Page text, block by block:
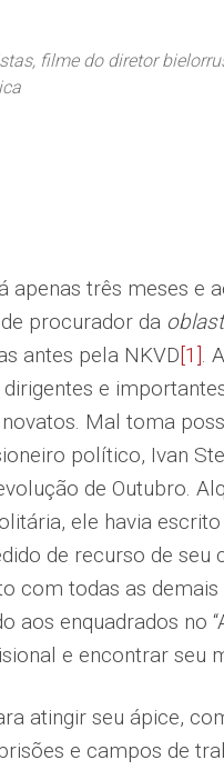
filme do diretor
apenas três meses e
procurador da oblast
antes pela NKVD[1].
e
Mal toma
político, Ivan
de Outubro.
ele havia
de recurso de seu
com todas as
aos enquadrados no
e encontrar seu
atingir seu ápice,
e campos de